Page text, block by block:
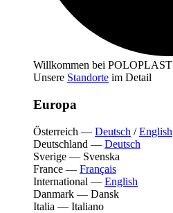
Willkommen bei POLOPLAST
Unsere Standorte im Detail
Europa
Österreich — Deutsch /English
Deutschland — Deutsch
Sverige — Svenska
France — Français
International — English
Danmark — Dansk
Italia — Italiano